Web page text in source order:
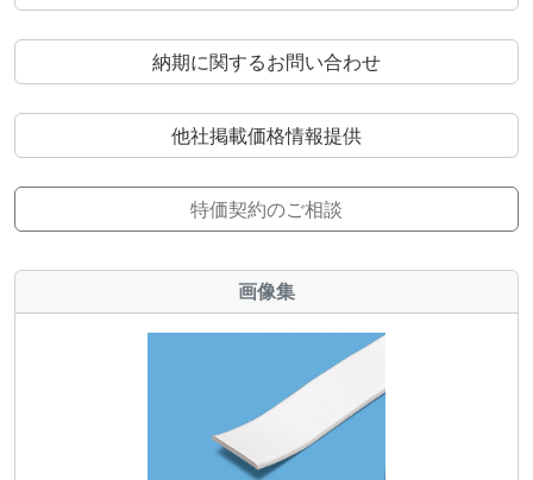
納期に関するお問い合わせ
他社掲載価格情報提供
特価契約のご相談
画像集